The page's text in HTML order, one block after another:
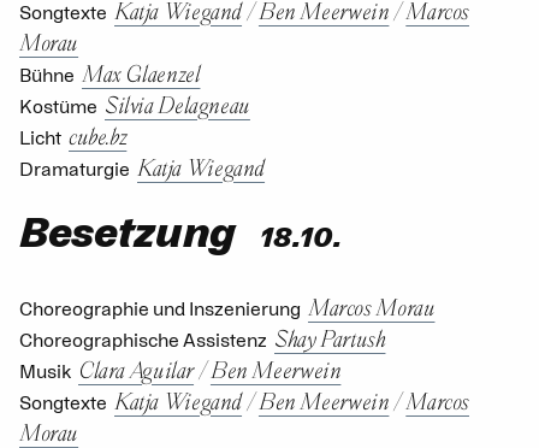
Songtexte Katja Wiegand/Ben Meerwein /Marcos
Morau
Bühne Max Glaenzel
Kostüme Silvia Delagneau
Licht cube.bz
Dramaturgie Katja Wiegand
Besetzung 18.10.
Choreographie und Inszenierung Marcos Morau
Choreographische Assistenz Shay Partush
Musik Clara Aguilar/Ben Meerwein
Songtexte Katja Wiegand/Ben Meerwein /Marcos
Morau